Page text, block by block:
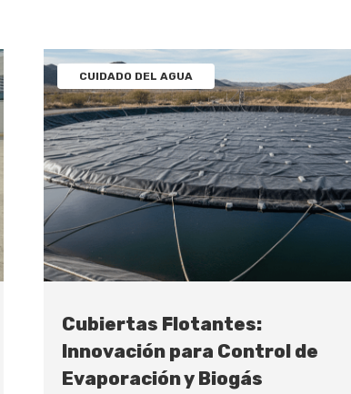
CUIDADO DEL AGUA
Cubiertas Flotantes:
Innovación para Control de
Evaporación y Biogás